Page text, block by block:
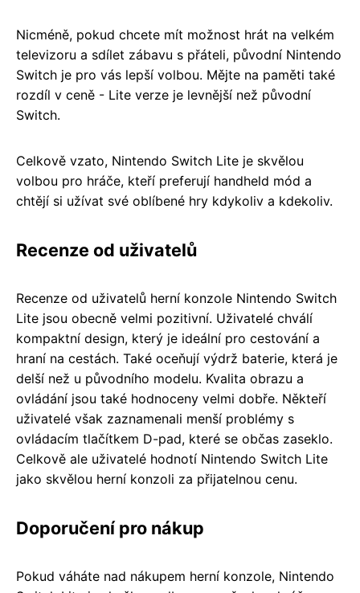
Nicméně, pokud chcete mít možnost hrát na velkém
televizoru a sdílet zábavu s přáteli, původní Nintendo
Switch je pro vás lepší volbou. Mějte na paměti také
rozdíl v ceně - Lite verze je levnější než původní
Switch.
Celkově vzato, Nintendo Switch Lite je skvělou
volbou pro hráče, kteří preferují handheld mód a
chtějí si užívat své oblíbené hry kdykoliv a kdekoliv.
Recenze od uživatelů
Recenze od uživatelů herní konzole Nintendo Switch
Lite jsou obecně velmi pozitivní. Uživatelé chválí
kompaktní design, který je ideální pro cestování a
hraní na cestách. Také oceňují výdrž baterie, která je
delší než u původního modelu. Kvalita obrazu a
ovládání jsou také hodnoceny velmi dobře. Někteří
uživatelé však zaznamenali menší problémy s
ovládacím tlačítkem D-pad, které se občas zaseklo.
Celkově ale uživatelé hodnotí Nintendo Switch Lite
jako skvělou herní konzoli za přijatelnou cenu.
Doporučení pro nákup
Pokud váháte nad nákupem herní konzole, Nintendo